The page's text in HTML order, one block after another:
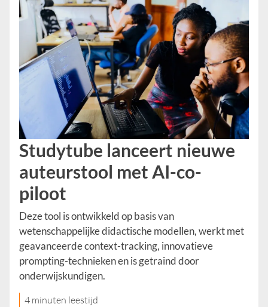
Studytube lanceert nieuwe
auteurstool met AI-co-
piloot
Deze tool is ontwikkeld op basis van
wetenschappelijke didactische modellen, werkt met
geavanceerde context-tracking, innovatieve
prompting-technieken en is getraind door
onderwijskundigen.
4 minuten leestijd